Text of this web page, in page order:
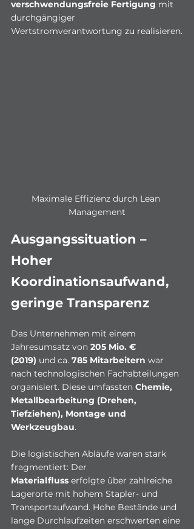
verschwendungsfreie Fertigung mit
durchgängiger
Wertstromverantwortung zu realisieren.
Maximale Effizienz durch Lean
Management
Ausgangssituation –
Hoher
Koordinationsaufwand,
geringe Transparenz
Das Unternehmen mit einem
Jahresumsatz von 205 Mio. €
(2019) und ca. 785 Mitarbeitern war
nach technologischen Fachabteilungen
organisiert. Diese umfassten Chemie,
Metallbearbeitung (Drehen,
Tiefziehen), Montage und
Werkzeugbau.
Die logistischen Abläufe waren stark
fragmentiert: Der
Materialfluss erfolgte über zahlreiche
Lagerorte mit hohem Stapler- und
Transportaufwand. Hohe Bestände und
lange Durchlaufzeiten erschwerten eine